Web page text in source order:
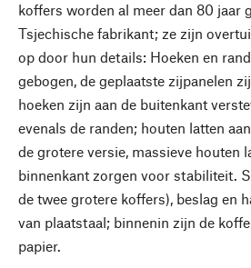
koffers worden al meer dan 80 jaar
Tsjechische fabrikant; ze zijn
op door hun details: Hoeken en
gebogen, de geplaatste zijpanelen
hoeken zijn aan de buitenkant
evenals de randen; houten latten
de grotere versie, massieve houten
binnenkant zorgen voor stabiliteit.
de twee grotere koffers), beslag en
van plaatstaal; binnenin zijn de
papier.